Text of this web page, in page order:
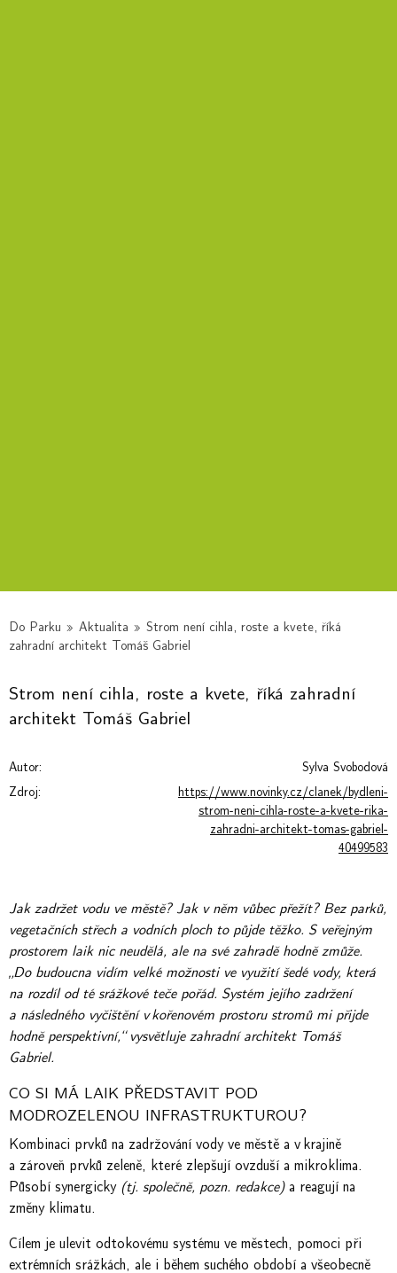
Do Parku » Aktualita » Strom není cihla, roste a kvete, říká
zahradní architekt Tomáš Gabriel
Strom není cihla, roste a kvete, říká zahradní
architekt Tomáš Gabriel
Autor:
Sylva Svobodová
Zdroj:
https://www.novinky.cz/clanek/bydleni-
strom-neni-cihla-roste-a-kvete-rika-
zahradni-architekt-tomas-gabriel-
40499583
Jak zadržet vodu ve městě? Jak v něm vůbec přežít? Bez parků,
vegetačních střech a vodních ploch to půjde těžko. S veřejným
prostorem laik nic neudělá, ale na své zahradě hodně zmůže.
„Do budoucna vidím velké možnosti ve využití šedé vody, která
na rozdíl od té srážkové teče pořád. Systém jejího zadržení
a následného vyčištění v kořenovém prostoru stromů mi přijde
hodně perspektivní,“ vysvětluje zahradní architekt Tomáš
Gabriel.
CO SI MÁ LAIK PŘEDSTAVIT POD
MODROZELENOU INFRASTRUKTUROU?
Kombinaci prvků na zadržování vody ve městě a v krajině
a zároveň prvků zeleně, které zlepšují ovzduší a mikroklima.
Působí synergicky (tj. společně, pozn. redakce)a reagují na
změny klimatu.
Cílem je ulevit odtokovému systému ve městech, pomoci při
extrémních srážkách, ale i během suchého období a všeobecně